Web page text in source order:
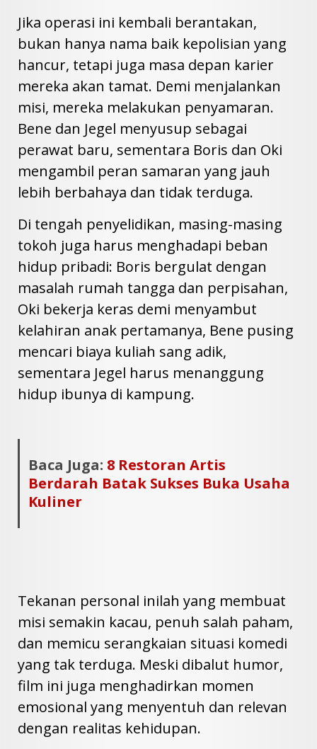
Jika operasi ini kembali berantakan,
bukan hanya nama baik kepolisian yang
hancur, tetapi juga masa depan karier
mereka akan tamat. Demi menjalankan
misi, mereka melakukan penyamaran.
Bene dan Jegel menyusup sebagai
perawat baru, sementara Boris dan Oki
mengambil peran samaran yang jauh
lebih berbahaya dan tidak terduga.
Di tengah penyelidikan, masing-masing
tokoh juga harus menghadapi beban
hidup pribadi: Boris bergulat dengan
masalah rumah tangga dan perpisahan,
Oki bekerja keras demi menyambut
kelahiran anak pertamanya, Bene pusing
mencari biaya kuliah sang adik,
sementara Jegel harus menanggung
hidup ibunya di kampung.
Baca Juga: 8 Restoran Artis
Berdarah Batak Sukses Buka Usaha
Kuliner
Tekanan personal inilah yang membuat
misi semakin kacau, penuh salah paham,
dan memicu serangkaian situasi komedi
yang tak terduga. Meski dibalut humor,
film ini juga menghadirkan momen
emosional yang menyentuh dan relevan
dengan realitas kehidupan.